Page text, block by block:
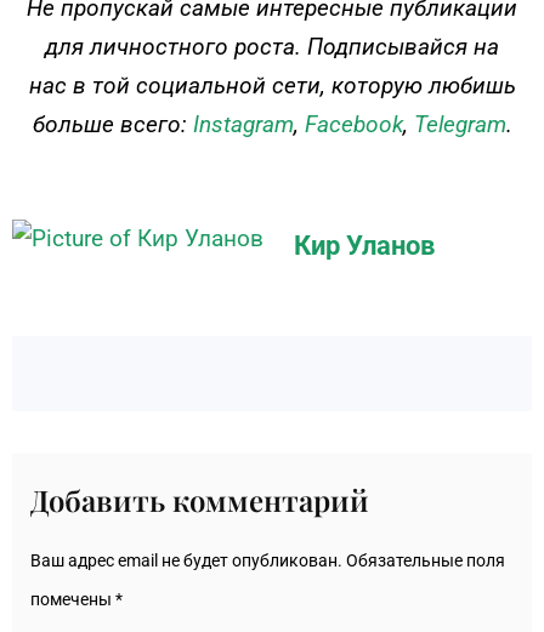
Не пропускай самые интересные публикации
для личностного роста. Подписывайся на
нас в той социальной сети, которую любишь
больше всего: Instagram, Facebook, Telegram.
Кир Уланов
Добавить комментарий
Ваш адрес email не будет опубликован. Обязательные поля
помечены *